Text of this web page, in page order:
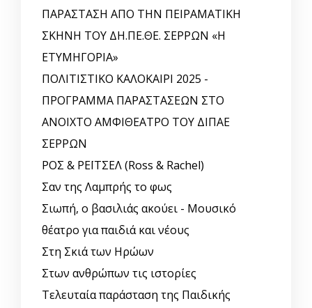
ΠΑΡΑΣΤΑΣΗ ΑΠΟ ΤΗΝ ΠΕΙΡΑΜΑΤΙΚΗ
ΣΚΗΝΗ ΤΟΥ ΔΗ.ΠΕ.ΘΕ. ΣΕΡΡΩΝ «Η
ΕΤΥΜΗΓΟΡΙΑ»
ΠΟΛΙΤΙΣΤΙΚΟ ΚΑΛΟΚΑΙΡΙ 2025 -
ΠΡΟΓΡΑΜΜΑ ΠΑΡΑΣΤΑΣΕΩΝ ΣΤΟ
ΑΝΟΙΧΤΟ ΑΜΦΙΘΕΑΤΡΟ ΤΟΥ ΔΙΠΑΕ
ΣΕΡΡΩΝ
ΡΟΣ & ΡΕΪΤΣΕΛ (Ross & Rachel)
Σαν της Λαμπρής το φως
Σιωπή, ο βασιλιάς ακούει - Μουσικό
θέατρο για παιδιά και νέους
Στη Σκιά των Ηρώων
Στων ανθρώπων τις ιστορίες
Τελευταία παράσταση της Παιδικής